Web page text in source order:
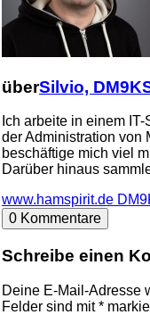
überSilvio,
Ich arbeite in einem
der Administration von
beschäftige mich viel
Darüber hinaus
www.hamspirit.de
0 Kommentare
Schreibe einen
Deine E-Mail-Adresse
Felder sind mit*